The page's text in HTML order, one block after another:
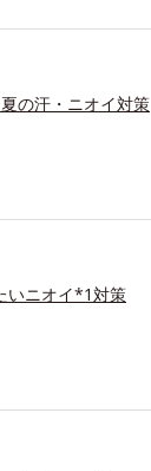
の汗・ニオイ対策
いニオイ*1対策